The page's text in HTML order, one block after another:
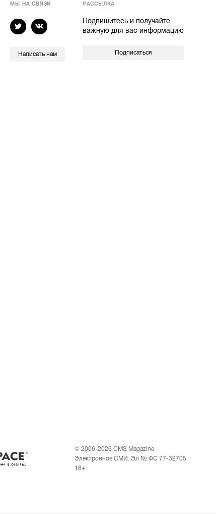
МЫ НА СВЯЗИ
Написать нам
РАССЫЛКА
Подпишитесь и получайте
важную для вас информацию
Подписаться
© 2006-2026 CMS Magazine
Электронное СМИ. Эл № ФС 77-32705
18+